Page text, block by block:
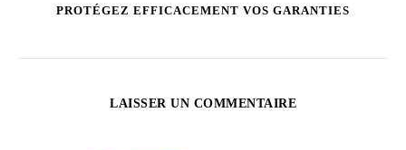
PROTÉGEZ EFFICACEMENT VOS GARANTIES
LAISSER UN COMMENTAIRE